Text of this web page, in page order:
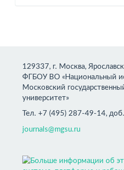
129337, г. Москва,
ФГБОУ ВО «Национальный
Московский
университет»
Тел. +7 (495) 287-49-14,
journals@mgsu.ru